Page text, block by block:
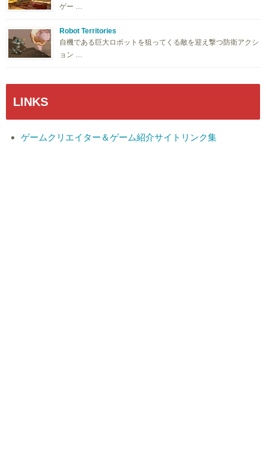
ゲー …
Robot Territories
自機である巨大ロボットを狙ってくる敵を迎え撃つ防衛アクシ
ョン …
LINKS
ゲームクリエイター＆ゲーム紹介サイトリンク集